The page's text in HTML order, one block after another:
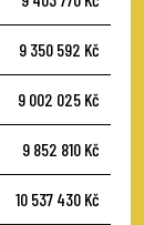
9 350 592 Kč
9 002 025 Kč
9 852 810 Kč
10 537 430 Kč